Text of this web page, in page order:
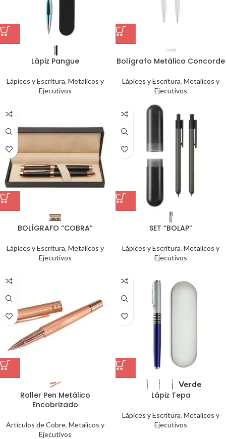
Lápiz Pangue
Lápices y Escritura, Metalicos y
Ejecutivos
Bolígrafo Metálico Concorde
Lápices y Escritura, Metalicos y
Ejecutivos
BOLÍGRAFO “COBRA”
Lápices y Escritura, Metalicos y
Ejecutivos
SET “BOLAP”
Lápices y Escritura, Metalicos y
Ejecutivos
Roller Pen Metálico
Encobrizado
Artículos de Cobre, Metalicos y
Ejecutivos
Verde
Lápiz Tepa
Lápices y Escritura, Metalicos y
Ejecutivos